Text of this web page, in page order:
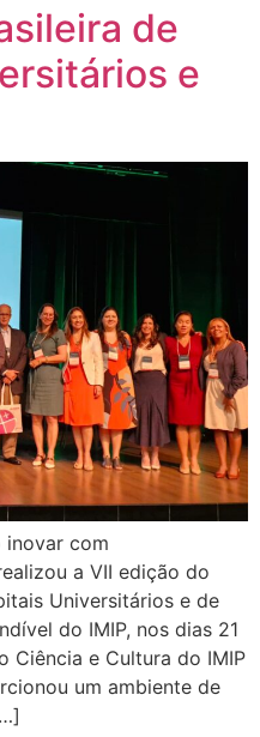
de
e
inovar com
a VII edição do
Universitários e de
do IMIP, nos dias 21
Ciência e Cultura do IMIP
um ambiente de